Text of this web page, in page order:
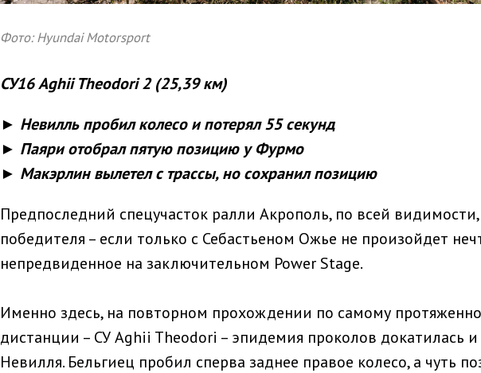
Фото: Hyundai Motorsport
СУ16 Aghii Theodori 2 (25,39 км)
► Невилль пробил колесо и потерял 55 секунд
► Паяри отобрал пятую позицию у Фурмо
► Макэрлин вылетел с трассы, но сохранил позицию
Предпоследний спецучасток ралли Акрополь, по всей
победителя – если только с Себастьеном Ожье не произойдет
непредвиденное на заключительном Power Stage.
Именно здесь, на повторном прохождении по самому
дистанции – СУ Aghii Theodori – эпидемия проколов докатилась
Невилля. Бельгиец пробил сперва заднее правое колесо, а чуть